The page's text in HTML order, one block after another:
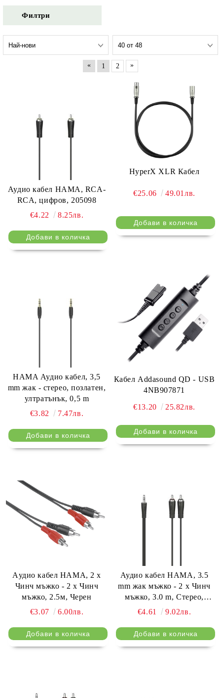
Филтри
« 1 2 »
Аудио кабел HAMA, RCA-
RCA, цифров, 205098
€4.22
8.25лв.
HyperX XLR Кабел
€25.06 49.01лв.
HAMA Аудио кабел, 3,5
mm жак - стерео, позлатен,
ултратънък, 0,5 m
€3.82
7.47лв.
Кабел Addasound QD - USB
4NB907871
€13.20 25.82лв.
Aудио кабел HAMA, 2 x
Чинч мъжко - 2 x Чинч
мъжко, 2.5м, Черен
€3.07
6.00лв.
Аудио кабел HAMA, 3.5
mm жак мъжко - 2 x Чинч
мъжко, 3.0 m, Стерео,
Черен
€4.61 9.02лв.